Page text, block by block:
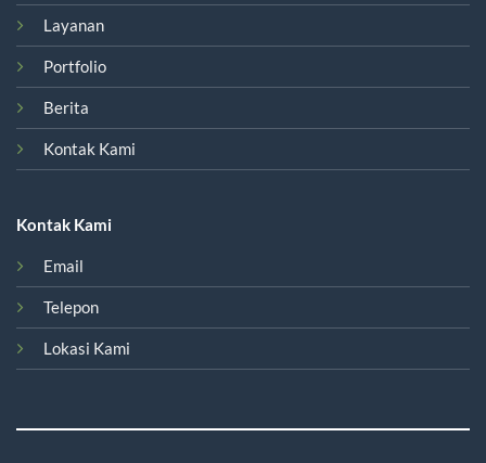
Layanan
Portfolio
Berita
Kontak Kami
Kontak Kami
Email
Telepon
Lokasi Kami